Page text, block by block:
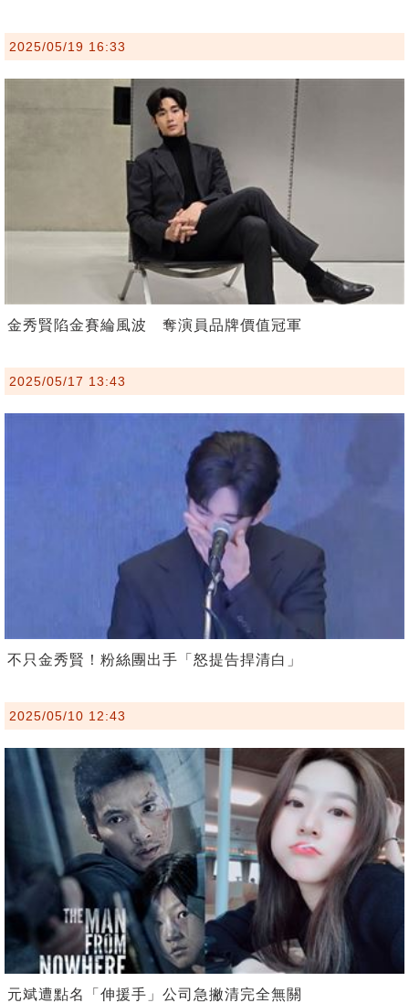
2025/05/19 16:33
金秀賢陷金賽綸風波 奪演員品牌價值冠軍
2025/05/17 13:43
不只金秀賢！粉絲團出手「怒提告捍清白」
2025/05/10 12:43
元斌遭點名「伸援手」公司急撇清完全無關